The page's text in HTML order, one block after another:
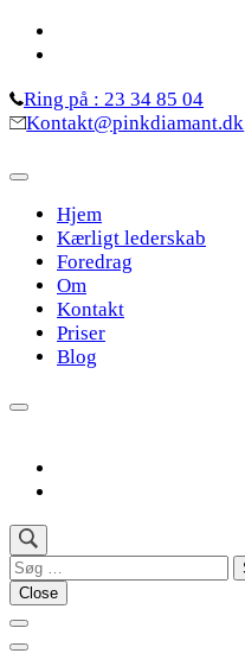
Skip
(Press
Enter)
Ring på : 23 34 85 04
Kontakt@pinkdiamant.dk
Hjem
Kærligt lederskab
Foredrag
Om
Kontakt
Priser
Blog
Søg
efter:
Close